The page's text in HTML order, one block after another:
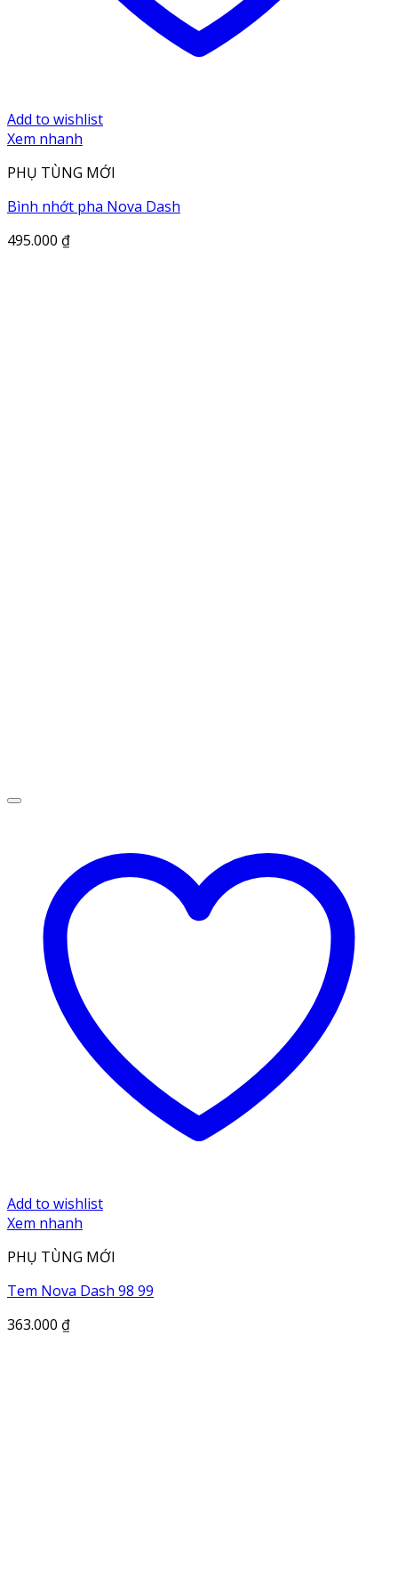
Add to wishlist
Xem nhanh
PHỤ TÙNG MỚI
Bình nhớt pha Nova Dash
495.000 ₫
Add to wishlist
Xem nhanh
PHỤ TÙNG MỚI
Tem Nova Dash 98 99
363.000 ₫